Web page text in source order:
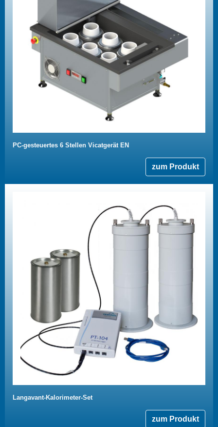
PC-gesteuertes 6 Stellen Vicatgerät EN
zum Produkt
Langavant-Kalorimeter-Set
zum Produkt